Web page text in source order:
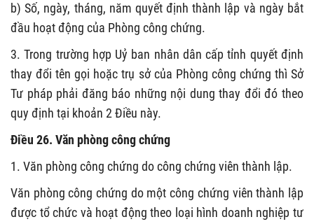
b) Số, ngày, tháng, năm quyết định thành lập và ngày bắt
đầu hoạt động của Phòng công chứng.
3. Trong trường hợp Uỷ ban nhân dân cấp tỉnh quyết định
thay đổi tên gọi hoặc trụ sở của Phòng công chứng thì Sở
Tư pháp phải đăng báo những nội dung thay đổi đó theo
quy định tại khoản 2 Điều này.
Điều 26. Văn phòng công chứng
1. Văn phòng công chứng do công chứng viên thành lập.
Văn phòng công chứng do một công chứng viên thành lập
được tổ chức và hoạt động theo loại hình doanh nghiệp tư